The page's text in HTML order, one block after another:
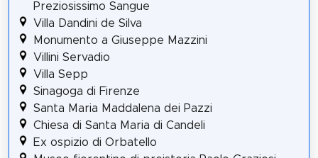
Preziosissimo Sangue
Villa Dandini de Silva
Monumento a Giuseppe Mazzini
Villini Servadio
Villa Sepp
Sinagoga di Firenze
Santa Maria Maddalena dei Pazzi
Chiesa di Santa Maria di Candeli
Ex ospizio di Orbatello